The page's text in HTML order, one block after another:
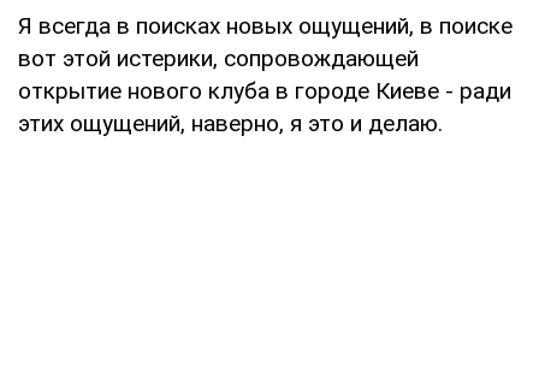
Я всегда в поисках новых ощущений, в поиске
вот этой истерики, сопровождающей
открытие нового клуба в городе Киеве - ради
этих ощущений, наверно, я это и делаю.